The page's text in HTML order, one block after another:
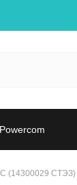
Powercom
(14300029 СТЭЗ)